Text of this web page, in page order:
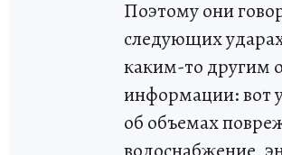
Поэтому они
следующих
каким-то другим
информации: вот
об объемах